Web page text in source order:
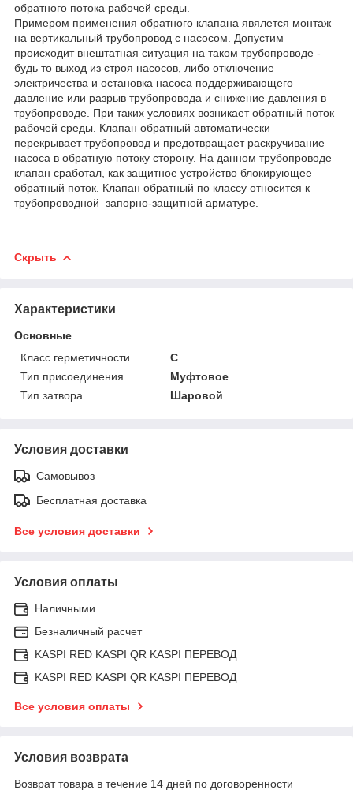
обратного потока рабочей среды.
Примером применения обратного клапана явялется монтаж
на вертикальный трубопровод с насосом. Допустим
происходит внештатная ситуация на таком трубопроводе -
будь то выход из строя насосов, либо отключение
электричества и остановка насоса поддерживающего
давление или разрыв трубопровода и снижение давления в
трубопроводе. При таких условиях возникает обратный поток
рабочей среды. Клапан обратный автоматически
перекрывает трубопровод и предотвращает раскручивание
насоса в обратную потоку сторону. На данном трубопроводе
клапан сработал, как защитное устройство блокирующее
обратный поток. Клапан обратный по классу относится к
трубопроводной запорно-защитной арматуре.
Скрыть
Характеристики
Основные
Класс герметичности
С
Тип присоединения
Муфтовое
Тип затвора
Шаровой
Условия доставки
Самовывоз
Бесплатная доставка
Все условия доставки
Условия оплаты
Наличными
Безналичный расчет
KASPI RED KASPI QR KASPI ПЕРЕВОД
KASPI RED KASPI QR KASPI ПЕРЕВОД
Все условия оплаты
Условия возврата
Возврат товара в течение 14 дней по договоренности